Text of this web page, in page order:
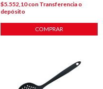
$5.552,10con Transferencia o
depósito
COMPRAR